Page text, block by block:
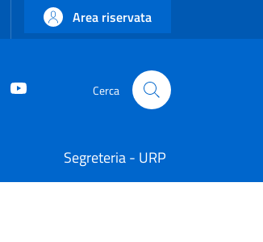
Area riservata
Twitter Cerca
Cerca
Segreteria - URP